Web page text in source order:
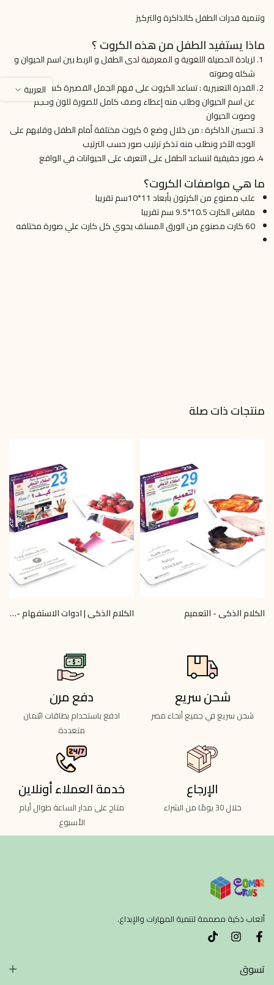
وتنمية قدرات الطفل كالذاكرة والتركيز
ماذا يستفيد الطفل من هذه الكروت ؟
لزيادة الحصيلة اللغوية و المعرفية لدى الطفل و الربط بين اسم الحيوان و
شكله وصوته
القدرة التعبيرية : تساعد الكروت على فهم الجمل القصيرة كسؤال الطفل
عن اسم الحيوان وطلب منه إعطاء وصف كامل للصورة للون وحجم
وصوت الحيوان
تحسين الذاكرة : من خلال وضع ٥ كروت مختلفة أمام الطفل وقلبهم على
الوجه الآخر ونطلب منه تذكر ترتيب صور حسب الترتيب
صور حقيقية لتساعد الطفل على التعرف على الحيوانات في الواقع
ما هي مواصفات الكروت؟
علب مصنوع من الكرتون بأبعاد 11*10سم تقريبا
مقاس الكارت 10.5*9.5 سم تقريبا
60 كارت مصنوع من الورق المسلف يحوي كل كارت علي صورة مختلفه
منتجات ذات صلة
الكلام الذكي - التعميم
الكلام الذكى | ادوات الاستفهام - كيف؟
شحن سريع
شحن سريع في جميع أنحاء مصر
دفع مرن
ادفع باستخدام بطاقات ائتمان
متعددة
الإرجاع
خلال 30 يومًا من الشراء
خدمة العملاء أونلاين
متاح على مدار الساعة طوال أيام
الأسبوع
ألعاب ذكية مصممة لتنمية المهارات والإبداع.
تسوق
العربية